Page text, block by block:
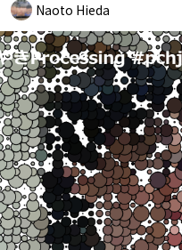
Naoto Hieda